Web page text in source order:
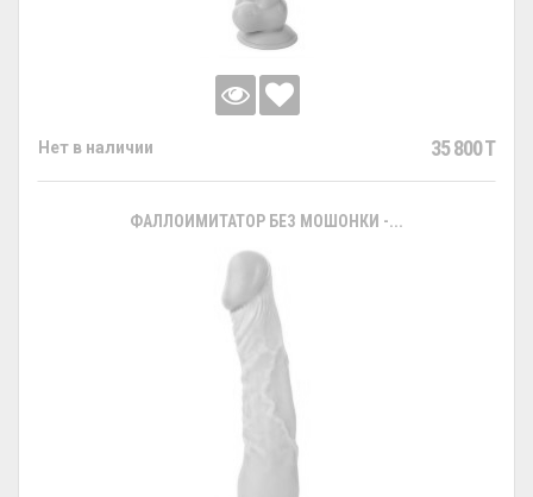
Нет в наличии 35 800 T
ФАЛЛОИМИТАТОР БЕЗ МОШОНКИ -...